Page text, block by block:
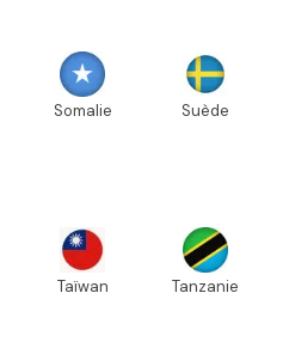
Somalie Suède
Taïwan Tanzanie